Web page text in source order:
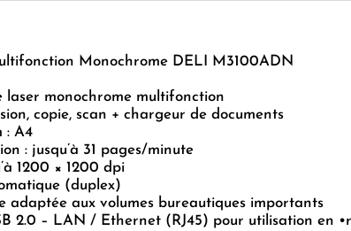
Monochrome DELI M3100ADN
laser monochrome multifonction
copie, scan + chargeur de documents
: A4
: jusqu’à 31 pages/minute
1200 × 1200 dpi
(duplex)
adaptée aux volumes bureautiques importants
2.0 – LAN / Ethernet (RJ45) pour utilisation en